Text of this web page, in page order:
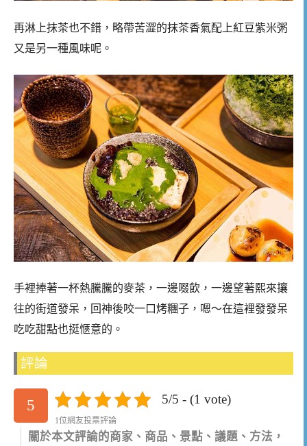
再淋上抹茶也不錯，略帶苦澀的抹茶香氣配上紅豆紫米粥
又是另一種風味呢。
手裡捧著一杯熱騰騰的麥茶，一邊啜飲，一邊望著熙來攘
往的街道發呆，回神後咬一口烤糰子，嗯～在這裡發發呆
吃吃甜點也挺愜意的。
評論
5 5/5 - (1 vote)
1位網友投票評論
關於本文評論的商家、商品、景點、議題、方法，